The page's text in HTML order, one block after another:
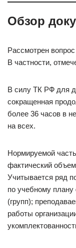
Обзор
Рассмотрен
В частности,
В силу ТК РФ для
сокращенная
более 36 часов в
на всех.
Нормируемой
фактический
Учитывается ряд
по учебному плану
(групп);
работы